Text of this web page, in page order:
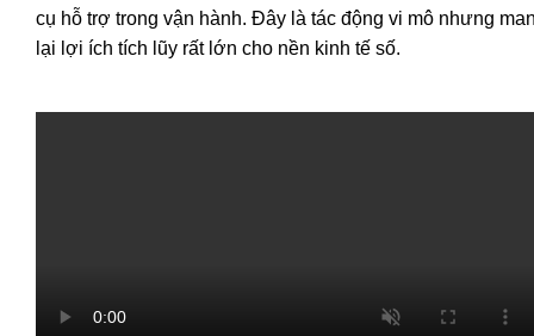
cụ hỗ trợ trong vận hành. Đây là tác động vi mô nhưng
lại lợi ích tích lũy rất lớn cho nền kinh tế số.